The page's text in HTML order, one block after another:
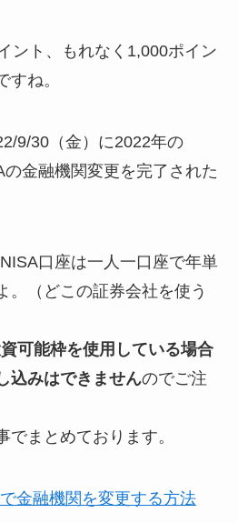
ント、もれなく1,000ポイン
すね。
9/30（金）に2022年の
金融機関変更を完了された
口座は一人一口座で年単
。（どこの証券会社を使う
可能枠を使用している場合
込みはできませんのでご注
まとめております。
金融機関を変更する方法